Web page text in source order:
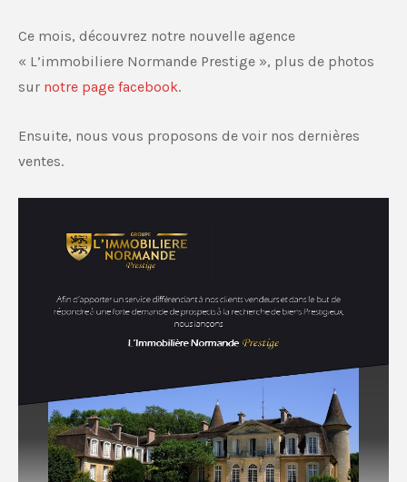
Ce mois, découvrez notre nouvelle agence
« L’immobiliere Normande Prestige », plus de photos
sur notre page facebook.
Ensuite, nous vous proposons de voir nos dernières
ventes.